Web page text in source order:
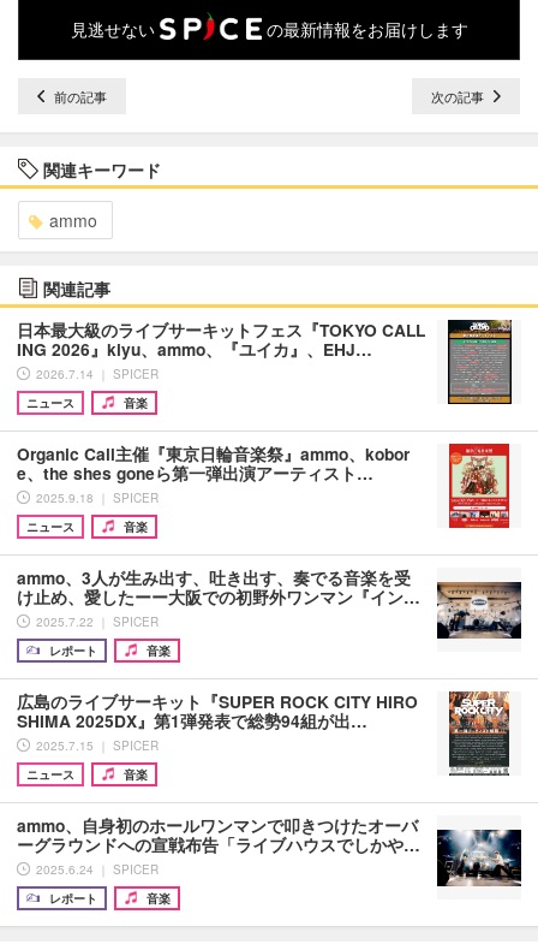
見逃せない の最新情報をお届けします
前の記事 次の記事
関連キーワード
ammo
関連記事
日本最大級のライブサーキットフェス『TOKYO CALL
ING 2026』kiyu、ammo、『ユイカ』、EHJ…
2026.7.14 ｜ SPICER
ニュース
音楽
Organic Call主催『東京日輪音楽祭』ammo、kobor
e、the shes goneら第一弾出演アーティスト…
2025.9.18 ｜ SPICER
ニュース
音楽
ammo、3人が生み出す、吐き出す、奏でる音楽を受
け止め、愛したーー大阪での初野外ワンマン『イン…
2025.7.22 ｜ SPICER
レポート
音楽
広島のライブサーキット『SUPER ROCK CITY HIRO
SHIMA 2025DX』第1弾発表で総勢94組が出…
2025.7.15 ｜ SPICER
ニュース
音楽
ammo、自身初のホールワンマンで叩きつけたオーバ
ーグラウンドへの宣戦布告「ライブハウスでしかや…
2025.6.24 ｜ SPICER
レポート
音楽